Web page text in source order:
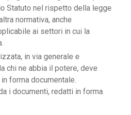
Statuto nel rispetto della legge
normativa, anche
ai settori in cui la
in via generale e
chi ne abbia il potere, deve
forma documentale.
i documenti, redatti in forma